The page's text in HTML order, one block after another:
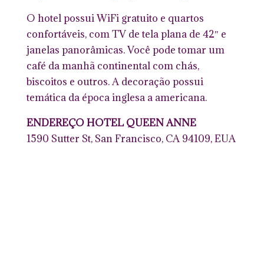
O hotel possui WiFi gratuito e quartos
confortáveis, com TV de tela plana de 42″ e
janelas panorâmicas. Você pode tomar um
café da manhã continental com chás,
biscoitos e outros. A decoração possui
temática da época inglesa a americana.
ENDEREÇO HOTEL QUEEN ANNE
1590 Sutter St, San Francisco, CA 94109, EUA